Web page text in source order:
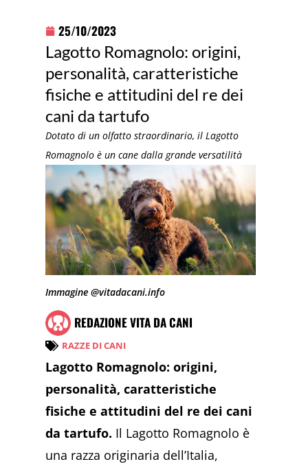
25/10/2023
Lagotto Romagnolo: origini,
personalità, caratteristiche
fisiche e attitudini del re dei
cani da tartufo
Dotato di un olfatto straordinario, il Lagotto
Romagnolo è un cane dalla grande versatilità
Immagine @vitadacani.info
REDAZIONE VITA DA CANI
RAZZE DI CANI
Lagotto Romagnolo: origini,
personalità, caratteristiche
fisiche e attitudini del re dei cani
da tartufo. Il Lagotto Romagnolo è
una razza originaria dell’Italia,